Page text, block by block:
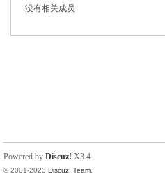
没有相关成员
Powered by Discuz! X3.4
© 2001-2023 Discuz! Team